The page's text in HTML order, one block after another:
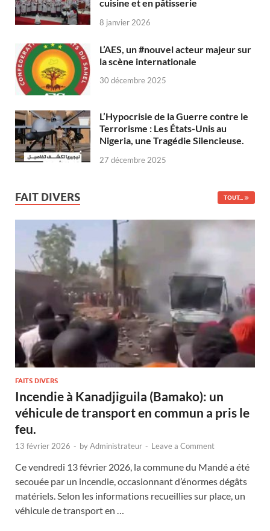
cuisine et en pâtisserie
8 janvier 2026
L’AES, un #nouvel acteur majeur sur
la scène internationale
30 décembre 2025
L’Hypocrisie de la Guerre contre le
Terrorisme : Les États-Unis au
Nigeria, une Tragédie Silencieuse.
27 décembre 2025
FAIT DIVERS TOUT...
FAITS DIVERS
Incendie à Kanadjiguila (Bamako): un
véhicule de transport en commun a pris le
feu.
13 février 2026 - byAdministrateur - Leave a Comment
Ce vendredi 13 février 2026, la commune du Mandé a été
secouée par un incendie, occasionnant d’énormes dégâts
matériels. Selon les informations recueillies sur place, un
véhicule de transport en …